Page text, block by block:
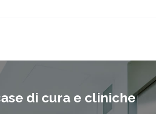
di cura e cliniche